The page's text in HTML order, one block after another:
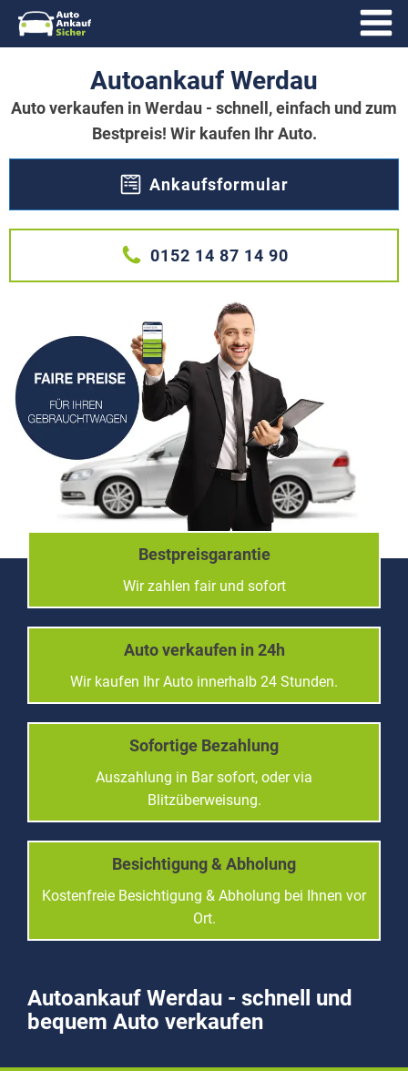
Autoankauf Werdau
Auto verkaufen in Werdau - schnell, einfach und zum
Bestpreis! Wir kaufen Ihr Auto.
Ankaufsformular
0152 14 87 14 90
Bestpreisgarantie
Wir zahlen fair und sofort
Auto verkaufen in 24h
Wir kaufen Ihr Auto innerhalb 24 Stunden.
Sofortige Bezahlung
Auszahlung in Bar sofort, oder via
Blitzüberweisung.
Besichtigung & Abholung
Kostenfreie Besichtigung & Abholung bei Ihnen vor
Ort.
Autoankauf Werdau - schnell und
bequem Auto verkaufen